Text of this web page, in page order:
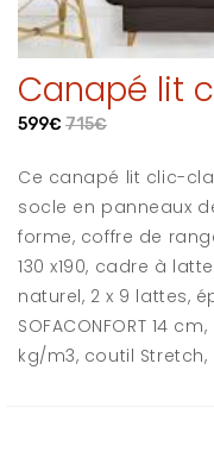
Canapé lit
599€ 715€
Ce canapé lit clic-
socle en panneaux
forme, coffre de
130 x190, cadre à
naturel, 2 x 9 lattes,
SOFACONFORT 14
kg/m3, coutil